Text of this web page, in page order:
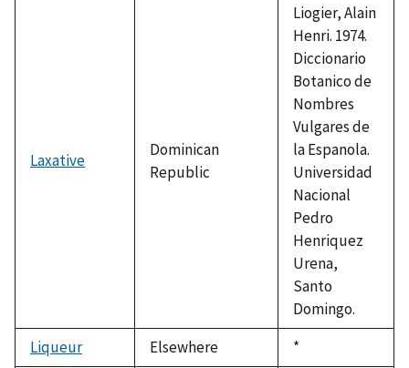
Laxative
Dominican
Republic
Liogier, Alain
Henri. 1974.
Diccionario
Botanico de
Nombres
Vulgares de
la Espanola.
Universidad
Nacional
Pedro
Henriquez
Urena,
Santo
Domingo.
Liqueur
Elsewhere
Duke,
*